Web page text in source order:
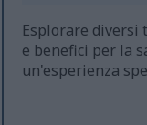
Esplorare diversi
e benefici per la
un'esperienza